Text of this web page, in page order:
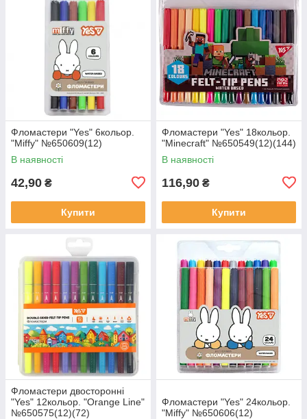
Фломастери "Yes" 6кольор.
"Miffy" №650609(12)
В наявності
42,90 ₴
Купити
Фломастери "Yes" 18кольор.
"Minecraft" №650549(12)(144)
В наявності
116,90 ₴
Купити
Фломастери двосторонні
"Yes" 12кольор. "Orange Line"
№650575(12)(72)
Фломастери "Yes" 24кольор.
"Miffy" №650606(12)